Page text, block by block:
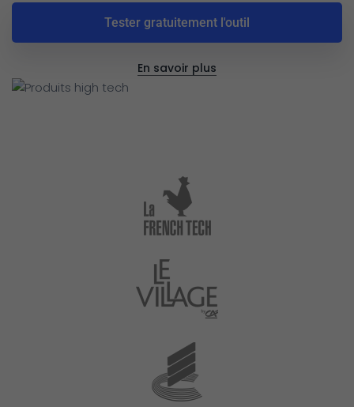
Tester gratuitement l'outil
En savoir plus